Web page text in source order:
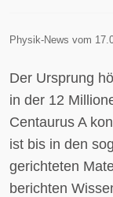
Physik-News vom
Der Ursprung
in der 12
Centaurus A
ist bis in den
gerichteten
berichten